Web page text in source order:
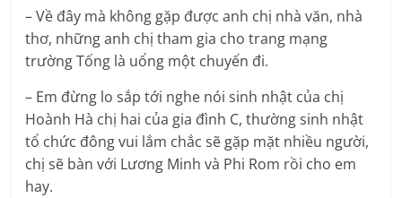
– Về đây mà không gặp được anh chị nhà văn, nhà
thơ, những anh chị tham gia cho trang mạng
trường Tống là uổng một chuyến đi.
– Em đừng lo sắp tới nghe nói sinh nhật của chị
Hoành Hà chị hai của gia đình C, thường sinh nhật
tổ chức đông vui lắm chắc sẽ gặp mặt nhiều người,
chị sẽ bàn với Lương Minh và Phi Rom rồi cho em
hay.